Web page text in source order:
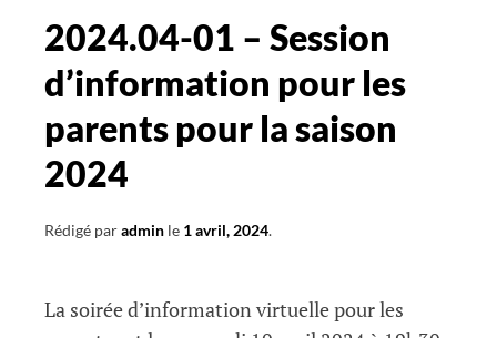
L’OUTAOUAIS
2024.04-01 – Session
d’information pour les
parents pour la saison
2024
Rédigé paradmin le 1 avril, 2024.
La soirée d’information virtuelle pour les